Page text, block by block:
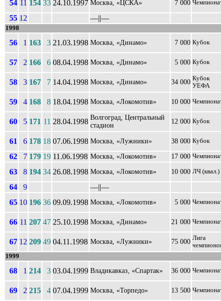
54 11 154 33 24.10.1997 Москва, «ЦСКА» 7 000
55 12 ––||––
1998
56 1 163 3 21.03.1998 Москва, «Динамо» 7 000 Кубок
57 2 166 6 08.04.1998 Москва, «Динамо» 5 000 Кубок
58 3 167 7 14.04.1998 Москва, «Динамо» 34 000 Кубок
УЕФА
59 4 168 8 18.04.1998 Москва, «Локомотив» 10 000
60 5 171 11 28.04.1998 Волгоград, Центральный
стадион
12 000 Кубок
61 6 178 18 07.06.1998 Москва, «Лужники» 38 000 Кубок
62 7 179 19 11.06.1998 Москва, «Локомотив» 17 000
63 8 194 34 26.08.1998 Москва, «Локомотив» 10 000 ЛЧ (квал.)
64 9
––||––
65 10 196 36 09.09.1998 Москва, «Локомотив» 5 000
66 11 207 47 25.10.1998 Москва, «Динамо» 21 000
67 12 209 49 04.11.1998 Москва, «Лужники» 75 000 Лига
1999
68 1 214 3 03.04.1999 Владикавказ, «Спартак» 36 000
69 2 215 4 07.04.1999 Москва, «Торпедо» 13 500